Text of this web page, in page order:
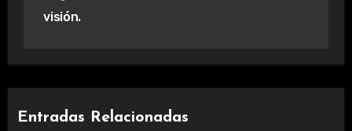
visión.
Entradas Relacionadas